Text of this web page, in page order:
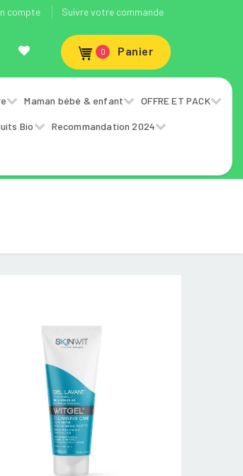
compte Suivre votre commande
0 Panier
Maman bébé & enfant OFFRE ET PACK
Bio Recommandation 2024